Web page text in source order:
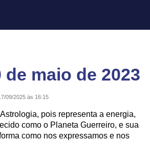
maio de 2023
09/2025 às 16:15
pois representa a energia,
como o Planeta Guerreiro, e sua
como nos expressamos e nos